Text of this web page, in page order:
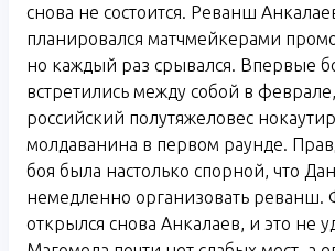
снова не состоится. Реванш
планировался матчмейкерами
но каждый раз срывался. Впервые
встретились между собой в
российский полутяжеловес
молдаванина в первом раунде.
боя была настолько спорной, что
немедленно организовать реванш.
открылся снова Анкалаев, и это не